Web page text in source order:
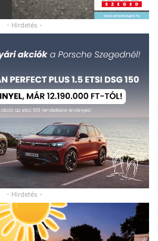
- Hirdetés -
- Hirdetés -